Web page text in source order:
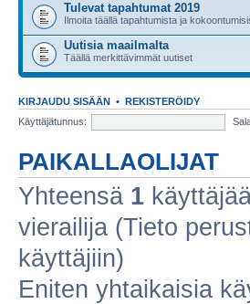
Tulevat tapahtumat 2019
Ilmoita täällä tapahtumista ja
Uutisia maailmalta
Täällä merkittävimmät uutiset
KIRJAUDU SISÄÄN • REKISTERÖIDY
Käyttäjätunnus:
PAIKALLAOLIJAT
Yhteensä 1
vierailija (Tieto
käyttäjiin)
Eniten yhtaikaisia